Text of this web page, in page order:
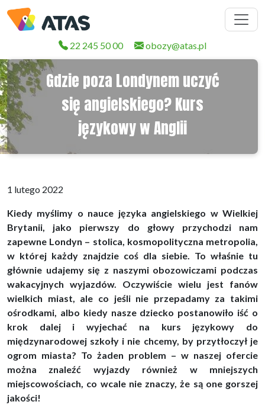
22 245 50 00 obozy@atas.pl
Gdzie poza Londynem uczyć
się angielskiego? Kurs
językowy w Anglii
1 lutego 2022
Kiedy myślimy o nauce języka angielskiego w Wielkiej
Brytanii, jako pierwszy do głowy przychodzi nam
zapewne Londyn – stolica, kosmopolityczna metropolia,
w której każdy znajdzie coś dla siebie. To właśnie tu
głównie udajemy się z naszymi obozowiczami podczas
wakacyjnych wyjazdów. Oczywiście wielu jest fanów
wielkich miast, ale co jeśli nie przepadamy za takimi
ośrodkami, albo kiedy nasze dziecko postanowiło iść o
krok dalej i wyjechać na kurs językowy do
międzynarodowej szkoły i nie chcemy, by przytłoczył je
ogrom miasta? To żaden problem – w naszej ofercie
można znaleźć wyjazdy również w mniejszych
miejscowościach, co wcale nie znaczy, że są one gorszej
jakości!